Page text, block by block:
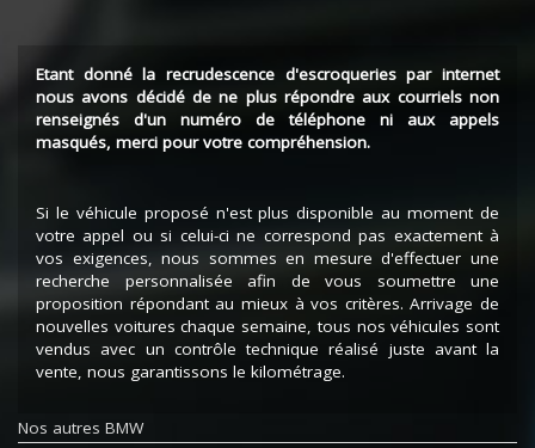
Etant donné la recrudescence d'escroqueries par internet
nous avons décidé de ne plus répondre aux courriels non
renseignés d'un numéro de téléphone ni aux appels
masqués, merci pour votre compréhension.
Si le véhicule proposé n'est plus disponible au moment de
votre appel ou si celui-ci ne correspond pas exactement à
vos exigences, nous sommes en mesure d'effectuer une
recherche personnalisée afin de vous soumettre une
proposition répondant au mieux à vos critères. Arrivage de
nouvelles voitures chaque semaine, tous nos véhicules sont
vendus avec un contrôle technique réalisé juste avant la
vente, nous garantissons le kilométrage.
Nos autres BMW